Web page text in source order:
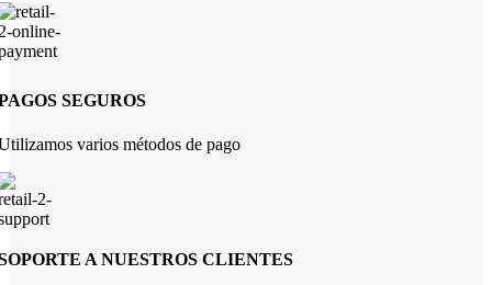
SEGUROS
varios métodos de pago
A NUESTROS CLIENTES